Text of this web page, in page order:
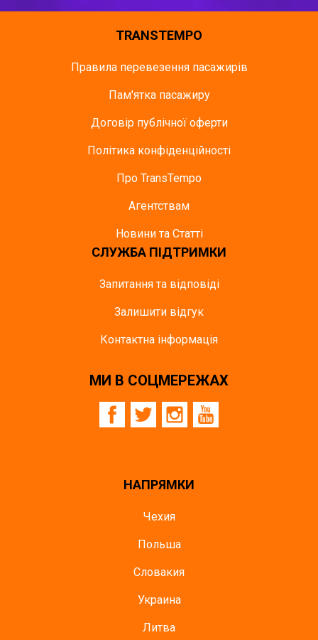
TRANSTEMPO
Правила перевезення пасажирів
Пам'ятка пасажиру
Договір публічної оферти
Політика конфіденційності
Про TransTempo
Агентствам
Новини та Статті
СЛУЖБА ПІДТРИМКИ
Запитання та відповіді
Залишити відгук
Контактна інформація
МИ В СОЦМЕРЕЖАХ
НАПРЯМКИ
Чехия
Польша
Словакия
Украина
Литва